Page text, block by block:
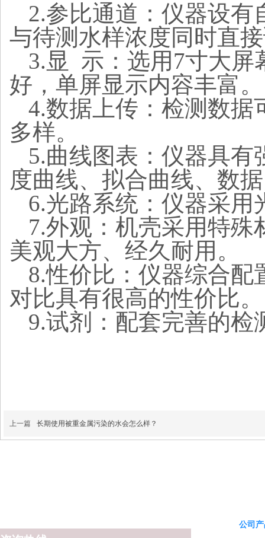
2.参比通道：仪器设
与待测水样浓度同时直
3.显 示：选用7寸大屏
好，单屏显示内容丰富。
4.数据上传：检测数据
多样。
5.曲线图表：仪器具
度曲线、拟合曲线、数
6.光路系统：仪器采
7.外观：机壳采用特
美观大方、经久耐用。
8.性价比：仪器综合
对比具有很高的性价比。
9.试剂：配套完善的检
上一篇 长期使用被重金属污染的水会怎么样？
公司